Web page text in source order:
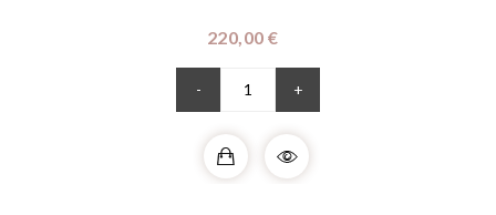
vos tenues, représente votre passion pour le golf. Elle
s’associe parfaitement à...
220,00 €
- +